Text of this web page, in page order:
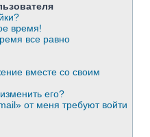
время!
все равно
вместе со своим
его?
от меня требуют войти